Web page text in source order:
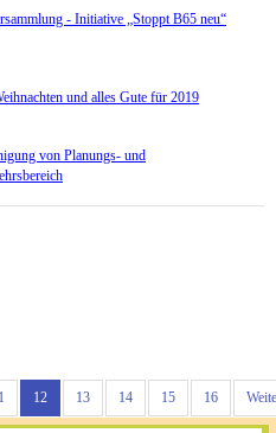
- Initiative „Stoppt B65 neu“
und alles Gute für 2019
von Planungs- und
12 13 14 15 16